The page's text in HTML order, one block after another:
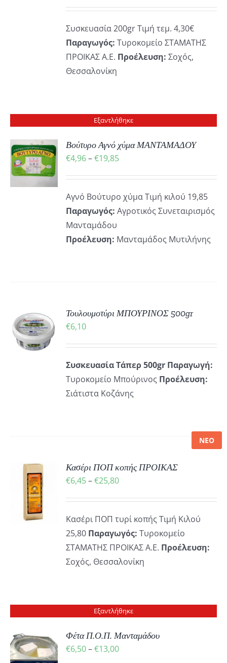
Συσκευασία 200gr Τιμή τεμ. 4,30€
Παραγωγός: Τυροκομείο ΣΤΑΜΑΤΗΣ
ΠΡΟΙΚΑΣ Α.Ε. Προέλευση: Σοχός,
Θεσσαλονίκη
Εξαντλήθηκε
Βούτυρο Αγνό χύμα ΜΑΝΤΑΜΑΔΟΥ
€4,96–€19,85Price
through
€19,85
Αγνό Βούτυρο χύμα Τιμή κιλού 19,85
Παραγωγός: Αγροτικός Συνεταιρισμός
Μανταμάδου
Προέλευση: Μανταμάδος Μυτιλήνης
Τουλουμοτύρι ΜΠΟΥΡΙΝΟΣ 500gr
€6,10
Συσκευασία Τάπερ 500gr Παραγωγή:
Τυροκομείο Μπούρινος Προέλευση:
Σιάτιστα Κοζάνης
ΝΕΟ
Κασέρι ΠΟΠ κοπής ΠΡΟΙΚΑΣ
€6,45–€25,80Price
through
€25,80
Κασέρι ΠΟΠ τυρί κοπής Τιμή Κιλού
25,80 Παραγωγός: Τυροκομείο
ΣΤΑΜΑΤΗΣ ΠΡΟΙΚΑΣ Α.Ε. Προέλευση:
Σοχός, Θεσσαλονίκη
Εξαντλήθηκε
Φέτα Π.Ο.Π. Μανταμάδου
€6,50–€13,00Price